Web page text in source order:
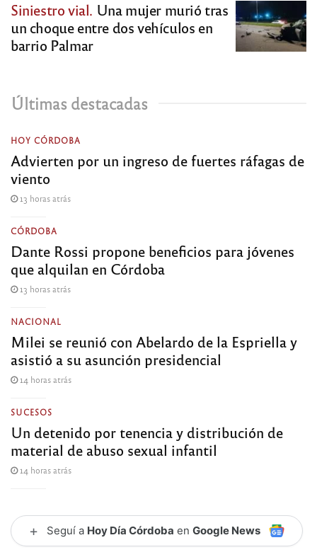
Siniestro vial. Una mujer murió tras
un choque entre dos vehículos en
barrio Palmar
Últimas destacadas
HOY CÓRDOBA
Advierten por un ingreso de fuertes ráfagas de
viento
13 horas atrás
CÓRDOBA
Dante Rossi propone beneficios para jóvenes
que alquilan en Córdoba
13 horas atrás
NACIONAL
Milei se reunió con Abelardo de la Espriella y
asistió a su asunción presidencial
14 horas atrás
SUCESOS
Un detenido por tenencia y distribución de
material de abuso sexual infantil
14 horas atrás
+ Seguí a Hoy Día Córdoba en Google News